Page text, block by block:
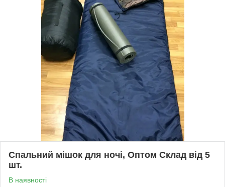
Спальний мішок для ночі, Оптом Склад від 5
шт.
В наявності